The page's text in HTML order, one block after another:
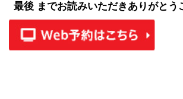
最後 までお読みいただきありがと